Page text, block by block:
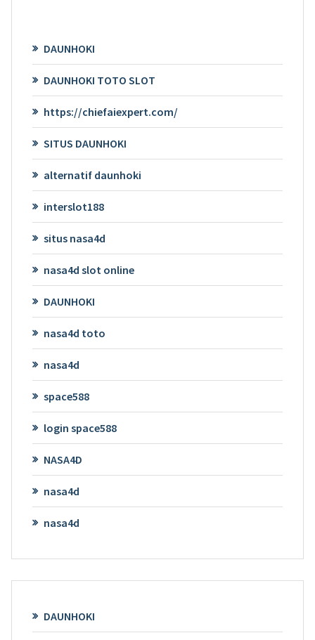
DAUNHOKI
DAUNHOKI TOTO SLOT
https://chiefaiexpert.com/
SITUS DAUNHOKI
alternatif daunhoki
interslot188
situs nasa4d
nasa4d slot online
DAUNHOKI
nasa4d toto
nasa4d
space588
login space588
NASA4D
nasa4d
nasa4d
DAUNHOKI